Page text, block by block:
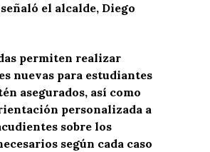
señaló el alcalde, Diego
permiten realizar
nuevas para estudiantes
asegurados, así como
personalizada a
sobre los
según cada caso